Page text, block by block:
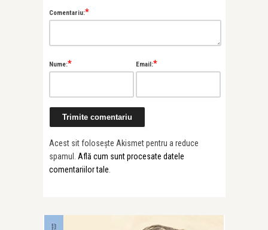
Comentariu:*
Nume:* Email:*
Acest sit folosește Akismet pentru a reduce
spamul. Află cum sunt procesate datele
comentariilor tale